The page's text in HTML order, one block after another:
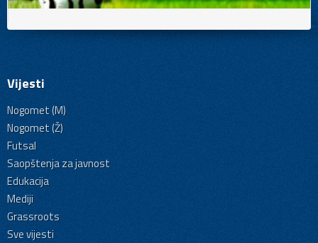
Vijesti
Nogomet (M)
Nogomet (Ž)
Futsal
Saopštenja za javnost
Edukacija
Mediji
Grassroots
Sve vijesti